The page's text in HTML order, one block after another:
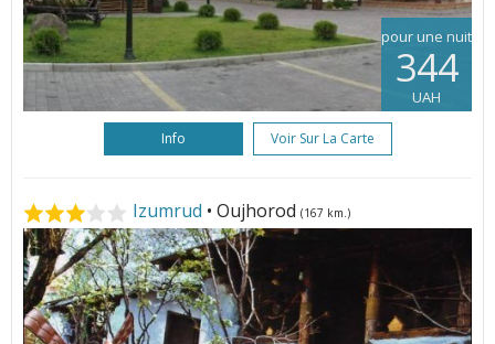
pour une nuit
344
UAH
Info Voir Sur La Carte
Izumrud • Oujhorod (167 km.)